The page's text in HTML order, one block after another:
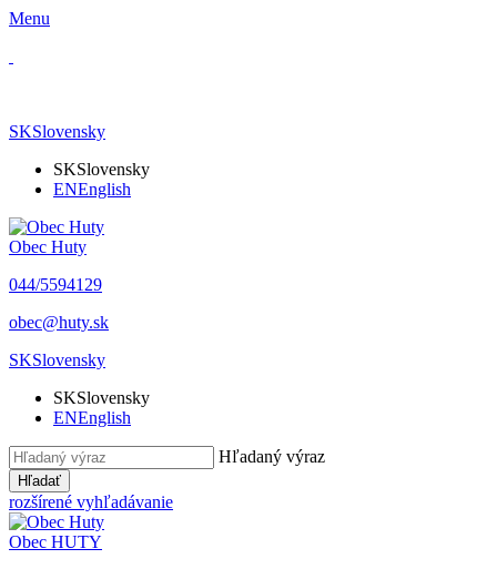
Menu
SKSlovensky
SKSlovensky
ENEnglish
Obec Huty
​044/5594129
​obec@huty.sk
SKSlovensky
SKSlovensky
ENEnglish
Hľadaný výraz
Hľadať
rozšírené vyhľadávanie
Obec HUTY